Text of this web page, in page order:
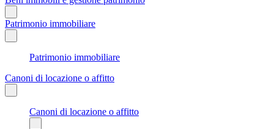
Patrimonio immobiliare
Patrimonio immobiliare
Canoni di locazione o affitto
Canoni di locazione o affitto